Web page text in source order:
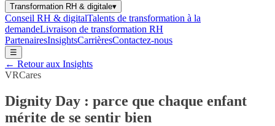
Transformation RH & digitale▾
Conseil RH & digitalTalents de transformation à la
demandeLivraison de transformation RH
PartenairesInsightsCarrièresContactez-nous
☰
← Retour aux Insights
VRCares
Dignity Day : parce que chaque enfant
mérite de se sentir bien